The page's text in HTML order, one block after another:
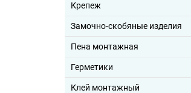
Крепеж
Замочно-скобяные изделия
Пена монтажная
Герметики
Клей монтажный